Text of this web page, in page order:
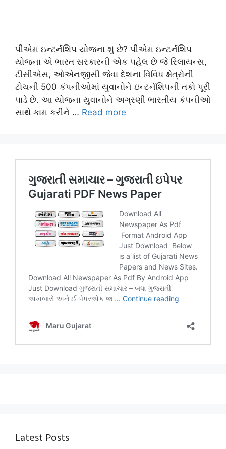
પીએમ ઇન્ટર્નશિપ યોજના શું છે? પીએમ ઇન્ટર્નશિપ
યોજના એ ભારત સરકારની એક પહેલ છે જે રિલાયન્સ,
ટીસીએસ, ઓએનજીસી જેવા દેશના વિવિધ ક્ષેત્રોની
ટોચની 500 કંપનીઓમાં યુવાનોને ઇન્ટર્નશિપની તકો પૂરી
પાડે છે. આ યોજના યુવાનોને અગ્રણી ભારતીય કંપનીઓ
સાથે કામ કરીને … Read more
Latest Posts